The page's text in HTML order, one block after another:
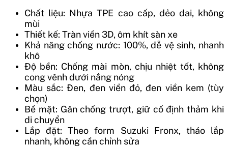
Chất liệu: Nhựa TPE cao cấp, dẻo dai, không
mùi
Thiết kế: Tràn viền 3D, ôm khít sàn xe
Khả năng chống nước: 100%, dễ vệ sinh, nhanh
khô
Độ bền: Chống mài mòn, chịu nhiệt tốt, không
cong vênh dưới nắng nóng
Màu sắc: Đen, đen viền đỏ, đen viền kem (tùy
chọn)
Bề mặt: Gân chống trượt, giữ cố định thảm khi
di chuyển
Lắp đặt: Theo form Suzuki Fronx, tháo lắp
nhanh, không cần chỉnh sửa